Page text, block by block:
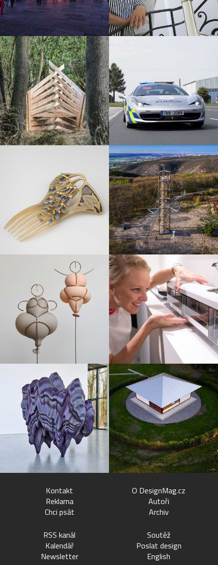
Kontakt
Reklama
Chci psát
O DesignMag.cz
Autoři
Archiv
RSS kanál
Kalendář
Newsletter
Soutěž
Poslat design
English